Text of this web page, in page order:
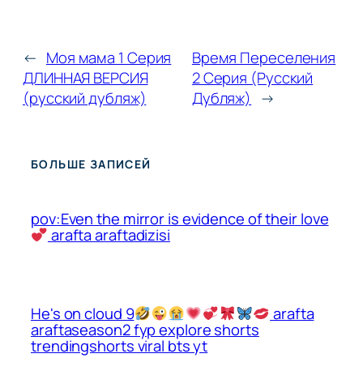
← Моя мама 1 Серия
ДЛИННАЯ ВЕРСИЯ
(русский дубляж)
Время Переселения
2 Серия (Русский
Дубляж)
→
БОЛЬШЕ ЗАПИСЕЙ
pov:Even the mirror is evidence of their love
arafta araftadizisi
He's on cloud 9 arafta
araftaseason2 fyp explore shorts
trendingshorts viral bts yt